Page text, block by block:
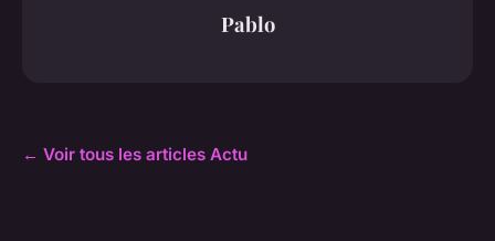
Pablo
← Voir tous les articles Actu